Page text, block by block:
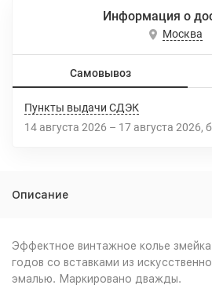
Информация о
Москва
Самовывоз
Пункты выдачи СДЭК
14 августа 2026 – 17 августа 2026
Описание
Эффектное винтажное колье
годов со вставками из
эмалью. Маркировано дважды.